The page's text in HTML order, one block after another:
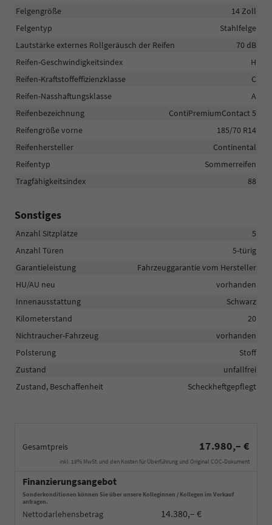
Gesamtpreis 17.980,– €
inkl. 19% MwSt. und den Kosten für Überführung und Original COC-Dokument
Finanzierungsangebot
Sonderkonditionen können Sie über unsere Kolleginnen / Kollegen im Verkauf
anfragen.
Nettodarlehensbetrag 14.380,– €
Felgengröße
14 Zoll
Felgentyp
Stahlfelge
Lautstärke externes Rollgeräusch der Reifen
70 dB
Reifen-Geschwindigkeitsindex
H
Reifen-Kraftstoffeffizienzklasse
C
Reifen-Nasshaftungsklasse
A
Reifenbezeichnung
ContiPremiumContact 5
Reifengröße vorne
185/70 R14
Reifenhersteller
Continental
Reifentyp
Sommerreifen
Tragfähigkeitsindex
88
Sonstiges
Anzahl Sitzplätze
5
Anzahl Türen
5-türig
Garantieleistung
Fahrzeuggarantie vom Hersteller
HU/AU neu
vorhanden
Innenausstattung
Schwarz
Kilometerstand
20
Nichtraucher-Fahrzeug
vorhanden
Polsterung
Stoff
Zustand
unfallfrei
Zustand, Beschaffenheit
Scheckheftgepflegt